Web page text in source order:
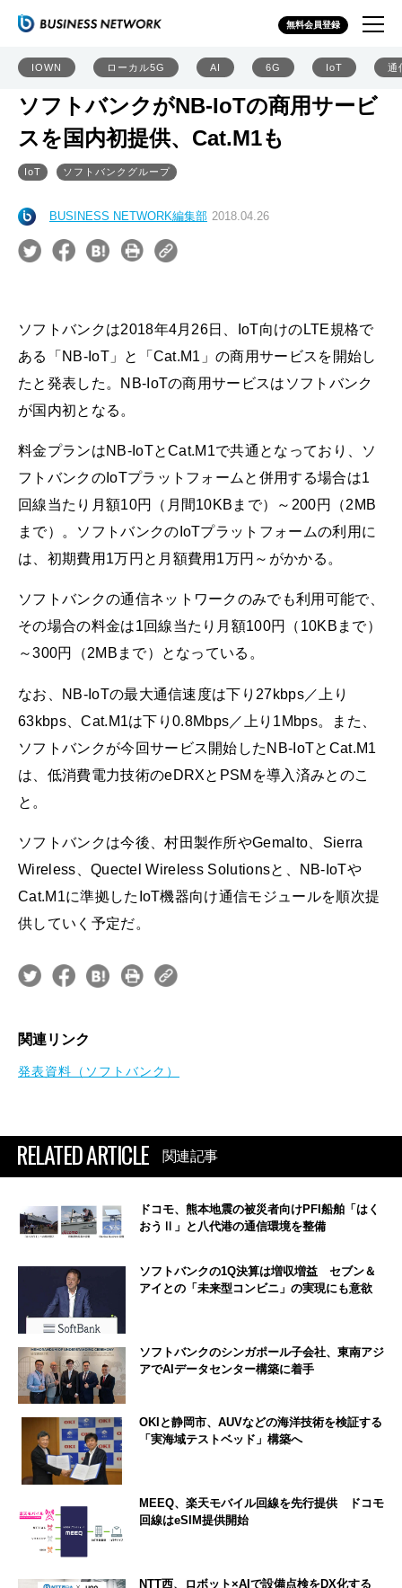
無料会員登録
IOWN ローカル5G AI 6G IoT 通
ソフトバンクがNB-IoTの商用サービ
スを国内初提供、Cat.M1も
IoT ソフトバンクグループ
BUSINESS NETWORK編集部 2018.04.26
ソフトバンクは2018年4月26日、IoT向けのLTE規格で
ある「NB-IoT」と「Cat.M1」の商用サービスを開始し
たと発表した。NB-IoTの商用サービスはソフトバンク
が国内初となる。
料金プランはNB-IoTとCat.M1で共通となっており、ソ
フトバンクのIoTプラットフォームと併用する場合は1
回線当たり月額10円（月間10KBまで）～200円（2MB
まで）。ソフトバンクのIoTプラットフォームの利用に
は、初期費用1万円と月額費用1万円～がかかる。
ソフトバンクの通信ネットワークのみでも利用可能で、
その場合の料金は1回線当たり月額100円（10KBまで）
～300円（2MBまで）となっている。
なお、NB-IoTの最大通信速度は下り27kbps／上り
63kbps、Cat.M1は下り0.8Mbps／上り1Mbps。また、
ソフトバンクが今回サービス開始したNB-IoTとCat.M1
は、低消費電力技術のeDRXとPSMを導入済みとのこ
と。
ソフトバンクは今後、村田製作所やGemalto、Sierra
Wireless、Quectel Wireless Solutionsと、NB-IoTや
Cat.M1に準拠したIoT機器向け通信モジュールを順次提
供していく予定だ。
関連リンク
発表資料（ソフトバンク）
RELATED ARTICLE 関連記事
ドコモ、熊本地震の被災者向けPFI船舶「はく
おうⅡ」と八代港の通信環境を整備
ソフトバンクの1Q決算は増収増益 セブン＆
アイとの「未来型コンビニ」の実現にも意欲
ソフトバンクのシンガポール子会社、東南アジ
アでAIデータセンター構築に着手
OKIと静岡市、AUVなどの海洋技術を検証する
「実海域テストベッド」構築へ
MEEQ、楽天モバイル回線を先行提供 ドコモ
回線はeSIM提供開始
NTT西、ロボット×AIで設備点検をDX化する